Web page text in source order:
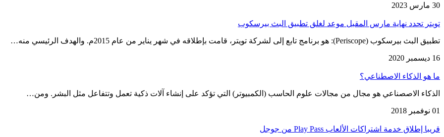
30 مارس 2023
تويتر تحدد نهاية مارس المقبل موعد لغلق تطبيق البث بيرسكوب
تطبيق البث بيرسكوب (Periscope): هو برنامج تابع إلى لشركة تويتر، قامت بإطلاقه في شهر يناير من عام 2015م. والهدف الرئيسي منه…
16 ديسمبر 2020
ما هو الذكاء الاصطناعي؟
الذكاء الاصصناعي هو مجال من مجالات علوم الحاسب (الكمبيوتر) التي تؤكد على إنشاء آلات ذكية تعمل وتتفاعل مثل البشر. ومن…
01 نوفمبر 2018
قريبا إطلاق خدمة اشتراكات الألعاب Play Pass من جوجل